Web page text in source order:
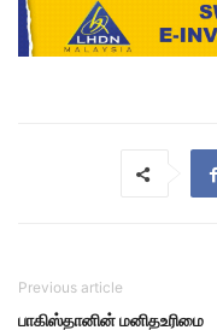
Previous article
பாகிஸ்தானின் மனிதஉரிமை